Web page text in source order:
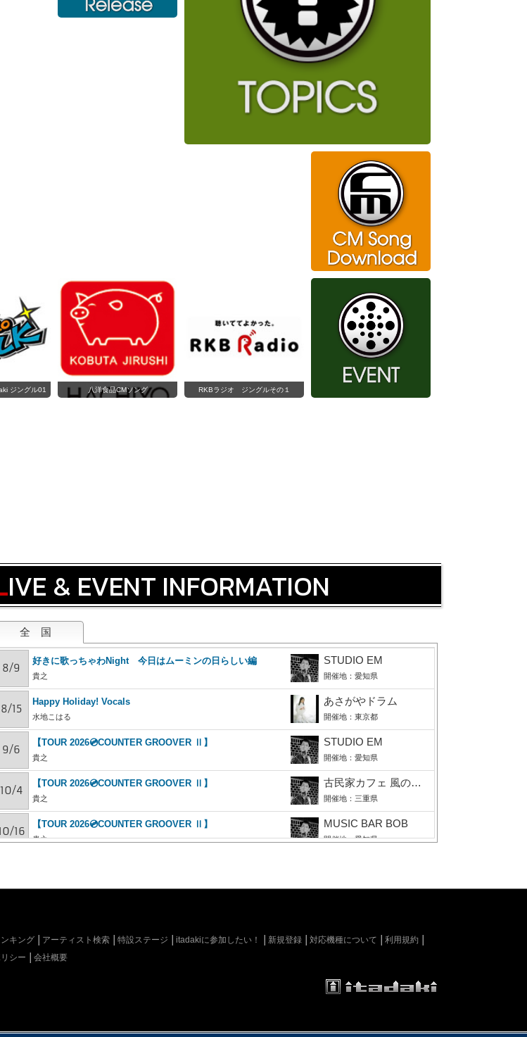
ジングル01 八洋食品CMソング RKBラジオ ジングルその１
IVE & EVENT INFORMATION
全 国
8/9
好きに歌っちゃわNight 今日はムーミンの日らしい編
貴之
STUDIO EM
開催地：愛知県
8/15
Happy Holiday! Vocals
水地こはる
あさがやドラム
開催地：東京都
9/6
【TOUR 2026💿COUNTER GROOVER Ⅱ】
貴之
STUDIO EM
開催地：愛知県
10/4
【TOUR 2026💿COUNTER GROOVER Ⅱ】
貴之
古民家カフェ 風のおと
開催地：三重県
16
【TOUR 2026💿COUNTER GROOVER Ⅱ】
貴之
MUSIC BAR BOB
開催地：愛知県
11/22
【TOUR 2026💿COUNTER GROOVER Ⅱ】
貴之
BAR Double Fantasy
Restaurant Bar SLY
キング アーティスト検索 特設ステージ itadakiに参加したい！ 新規登録 対応機種について
利用規約
シー
会社概要